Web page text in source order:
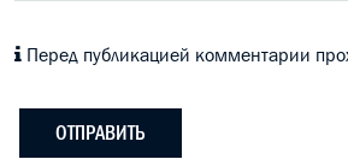
Перед публикацией комментарии
ОТПРАВИТЬ